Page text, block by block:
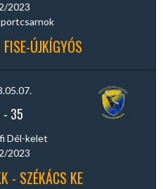
2023
ÚJKÍGYÓS
- 35
Dél-kelet
2023
- SZÉKÁCS KE